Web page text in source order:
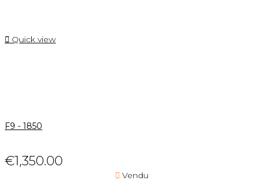
 Quick view
F9 - 1850
€1,350.00
 Vendu